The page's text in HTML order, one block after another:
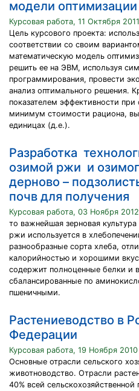
модели
Курсовая работа, 11 Октября 2011
Цель курсового проекта:
соответствии со своим
математическую модель
решить ее на ЭВМ, используя
программирования, провести
анализ оптимального решения.
показателем эффективности
минимум стоимости рациона,
единицах (д.е.).
Разработка
озимой ржи и
дерново –
почв для получения
Курсовая работа, 03 Ноября 2012
то важнейшая зерновая
ржи используется в
разнообразные сорта хлеба,
калорийностью и хорошими
содержит полноценные белки и
сбалансированные по
пшеничными.
Растениеводство в
Федерации
Курсовая работа, 19 Ноября 2010
Основные отрасли сельского
животноводство. Отрасли
40% всей